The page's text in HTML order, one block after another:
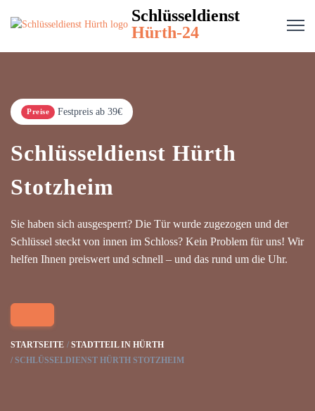
Schlüsseldienst
Hürth-24
Preise Festpreis ab 39€
Schlüsseldienst Hürth
Stotzheim
Sie haben sich ausgesperrt? Die Tür wurde zugezogen und der
Schlüssel steckt von innen im Schloss? Kein Problem für uns! Wir
helfen Ihnen preiswert und schnell – und das rund um die Uhr.
STARTSEITE
STADTTEIL IN HÜRTH
SCHLÜSSELDIENST HÜRTH STOTZHEIM